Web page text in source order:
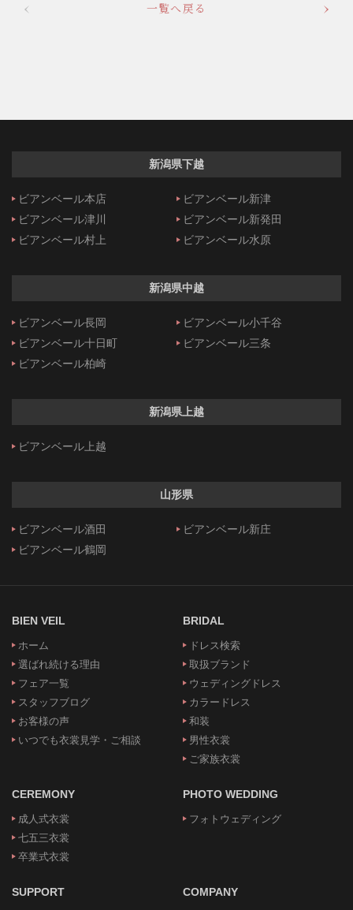
一覧へ戻る
新潟県下越
ビアンベール本店
ビアンベール新津
ビアンベール津川
ビアンベール新発田
ビアンベール村上
ビアンベール水原
新潟県中越
ビアンベール長岡
ビアンベール小千谷
ビアンベール十日町
ビアンベール三条
ビアンベール柏崎
新潟県上越
ビアンベール上越
山形県
ビアンベール酒田
ビアンベール新庄
ビアンベール鶴岡
BIEN VEIL
ホーム
選ばれ続ける理由
フェア一覧
スタッフブログ
お客様の声
いつでも衣裳見学・ご相談
BRIDAL
ドレス検索
取扱ブランド
ウェディングドレス
カラードレス
和装
男性衣裳
ご家族衣裳
CEREMONY
成人式衣裳
七五三衣裳
卒業式衣裳
PHOTO WEDDING
フォトウェディング
SUPPORT COMPANY